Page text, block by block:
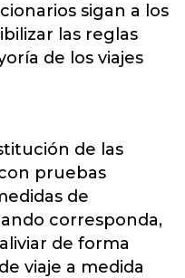
sigan a los
las reglas
de los viajes
de las
pruebas
de
corresponda,
de forma
viaje a medida